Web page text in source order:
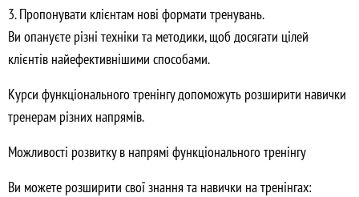
3. Пропонувати клієнтам нові формати тренувань.
Ви опануєте різні техніки та методики, щоб досягати цілей
клієнтів найефективнішими способами.
Курси функціонального тренінгу допоможуть розширити навички
тренерам різних напрямів.
Можливості розвитку в напрямі функціонального тренінгу
Ви можете розширити свої знання та навички на тренінгах: